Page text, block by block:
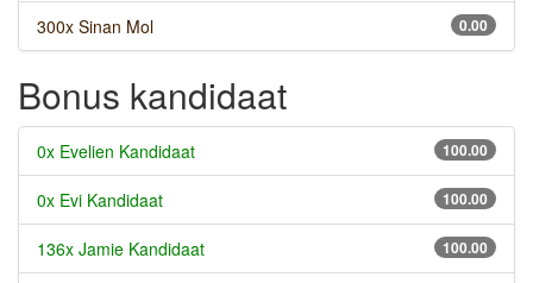
0.00
300x Sinan Mol
Bonus kandidaat
100.00
0x Evelien Kandidaat
100.00
0x Evi Kandidaat
100.00
136x Jamie Kandidaat